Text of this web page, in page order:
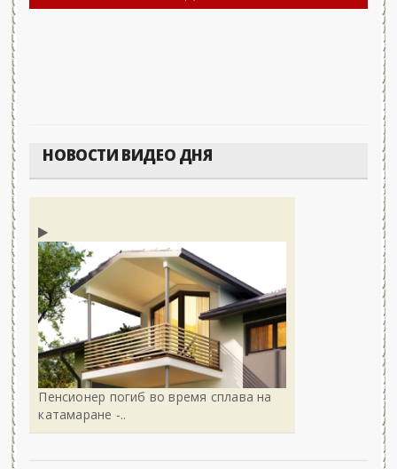
НОВОСТИ ВИДЕО ДНЯ
Пенсионер погиб во время сплава на
катамаране -..